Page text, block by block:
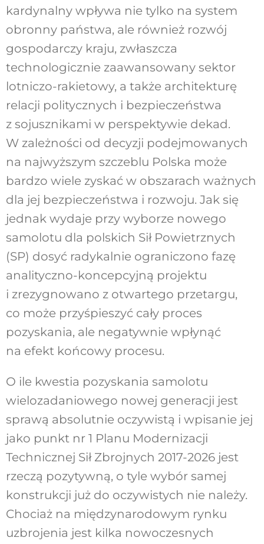
kardynalny wpływa nie tylko na system
obronny państwa, ale również rozwój
gospodarczy kraju, zwłaszcza
technologicznie zaawansowany sektor
lotniczo-rakietowy, a także architekturę
relacji politycznych i bezpieczeństwa
z sojusznikami w perspektywie dekad.
W zależności od decyzji podejmowanych
na najwyższym szczeblu Polska może
bardzo wiele zyskać w obszarach ważnych
dla jej bezpieczeństwa i rozwoju. Jak się
jednak wydaje przy wyborze nowego
samolotu dla polskich Sił Powietrznych
(SP) dosyć radykalnie ograniczono fazę
analityczno-koncepcyjną projektu
i zrezygnowano z otwartego przetargu,
co może przyśpieszyć cały proces
pozyskania, ale negatywnie wpłynąć
na efekt końcowy procesu.
O ile kwestia pozyskania samolotu
wielozadaniowego nowej generacji jest
sprawą absolutnie oczywistą i wpisanie jej
jako punkt nr 1 Planu Modernizacji
Technicznej Sił Zbrojnych 2017-2026 jest
rzeczą pozytywną, o tyle wybór samej
konstrukcji już do oczywistych nie należy.
Chociaż na międzynarodowym rynku
uzbrojenia jest kilka nowoczesnych